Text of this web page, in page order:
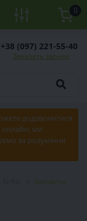
0
+38 (097) 221-55-40
Заказать звонок
додзвонитися
онлайн, ми
за розуміння
Запчасти